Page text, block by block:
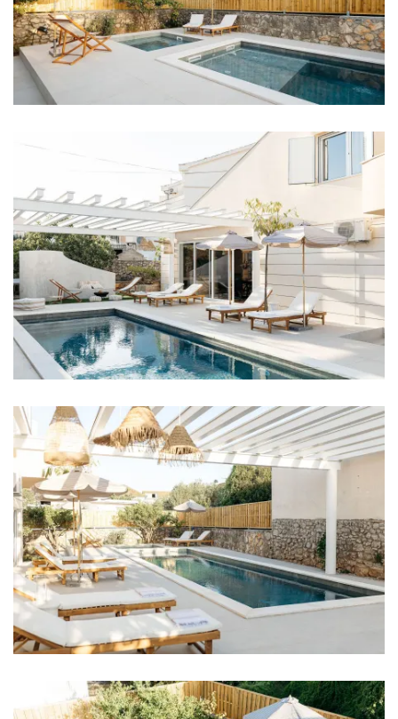
Bettwäsche
Badezimmer
Badezimmer 1: Waschbecken, Toilette, Dusche
Badezimmer 2: Waschbecken, Toilette, Dusche
Badezimmer 3: Waschbecken, Toilette, Dusche
Badezimmer 4: Waschbecken, Dusche
Waschmaschine
Wäschetrockner
Haartrockner
Bügeleisen
Handtücher
Küche